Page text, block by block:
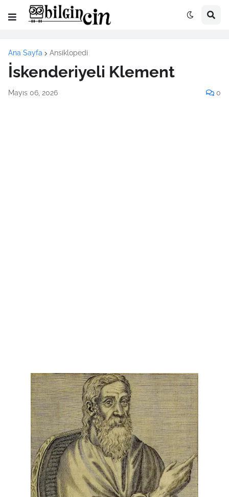
Ana Sayfa Ansiklopedi
İskenderiyeli Klement
Mayıs 06, 2026 0